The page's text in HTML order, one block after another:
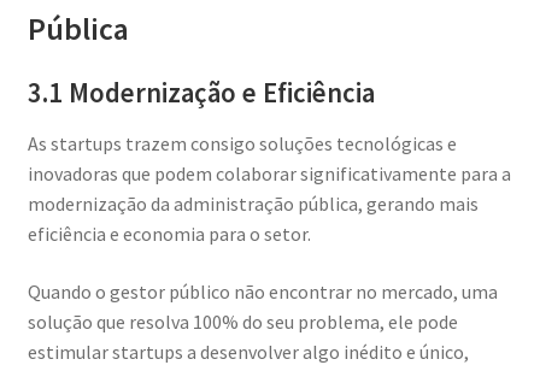
Pública
3.1 Modernização e Eficiência
As startups trazem consigo soluções tecnológicas e
inovadoras que podem colaborar significativamente para a
modernização da administração pública, gerando mais
eficiência e economia para o setor.
Quando o gestor público não encontrar no mercado, uma
solução que resolva 100% do seu problema, ele pode
estimular startups a desenvolver algo inédito e único,